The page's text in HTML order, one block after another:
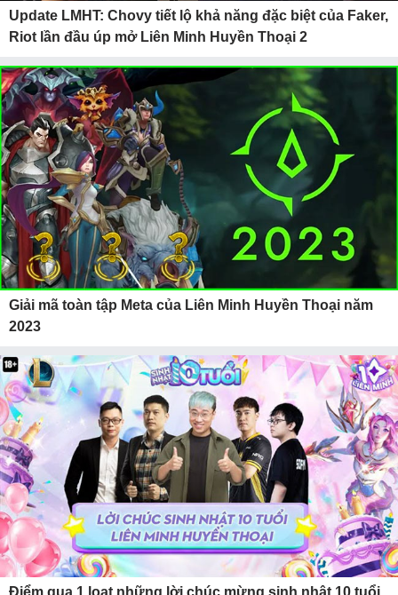
Update LMHT: Chovy tiết lộ khả năng đặc biệt của Faker,
Riot lần đầu úp mở Liên Minh Huyền Thoại 2
Giải mã toàn tập Meta của Liên Minh Huyền Thoại năm
2023